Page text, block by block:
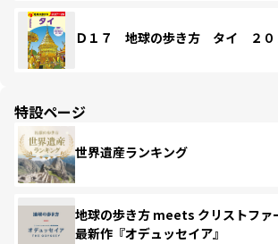
Ｄ１７ 地球の歩き方 タイ ２０
特設ページ
世界遺産ランキング
地球の歩き方 meets クリストファ
最新作『オデュッセイア』